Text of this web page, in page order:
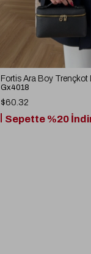
Fortis Ara Boy Trençkot
Gx4018
$60.32
Sepette %20